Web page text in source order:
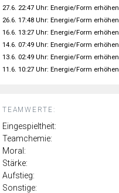
TEAMWERTE:
Eingespieltheit:
Teamchemie:
Moral:
Stärke:
Aufstieg:
Sonstige:
27.6. 22:47 Uhr: Energie/Form erhöhen
26.6. 17:48 Uhr: Energie/Form erhöhen
16.6. 13:27 Uhr: Energie/Form erhöhen
14.6. 07:49 Uhr: Energie/Form erhöhen
13.6. 02:49 Uhr: Energie/Form erhöhen
11.6. 10:27 Uhr: Energie/Form erhöhen